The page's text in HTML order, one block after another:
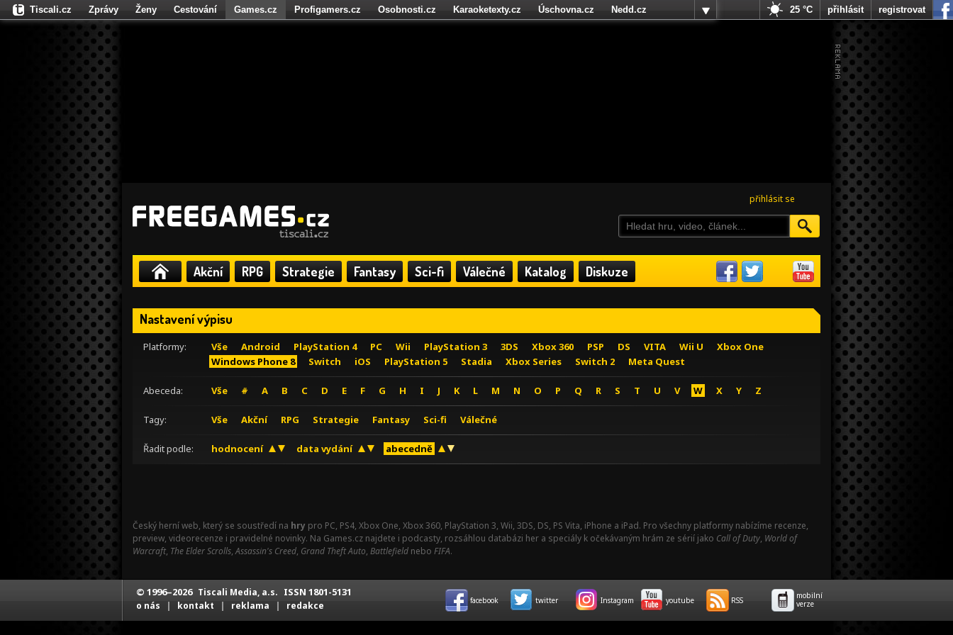
přihlásit se
Akční RPG Strategie Fantasy Sci-fi Válečné Katalog Diskuze
Nastavení výpisu
Platformy: Vše Android PlayStation 4 PC Wii PlayStation 3 3DS Xbox 360 PSP DS VITA Wii U
Xbox One
Windows Phone 8
Switch iOS PlayStation 5 Stadia Xbox Series Switch 2 Meta Quest
Abeceda: Vše # A B C D E F G H I J K L M N O P Q R S T U V W X Y Z
Tagy: Vše Akční RPG Strategie Fantasy Sci-fi Válečné
Řadit podle: hodnocení data vydání abecedně
Český herní web, který se soustředí na hry pro PC, PS4, Xbox One, Xbox 360, PlayStation 3, Wii, 3DS, DS, PS Vita, iPhone a iPad. Pro všechny platformy nabízíme recenze,
preview, videorecenze i pravidelné novinky. Na Games.cz najdete i podcasty, rozsáhlou databázi her a speciály k očekávaným hrám ze sérií jako Call of Duty, World of
Warcraft, The Elder Scrolls,Assassin's Creed, Grand Theft Auto, Battlefield nebo FIFA.
Tiscali.cz Zprávy Ženy Cestování Games.cz Profigamers.cz Osobnosti.cz Karaoketexty.cz Úschovna.cz
Nedd.cz
Fights.cz
25 °C přihlásit registrovat
© 1996–2026 Tiscali Media, a.s. ISSN 1801-5131
o nás | kontakt | reklama | redakce facebook twitter Instagram youtube RSS
mobilní
verze